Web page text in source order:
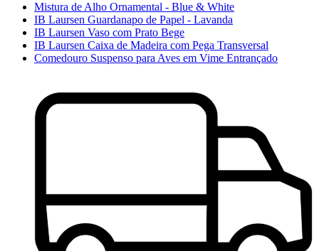
Mistura de Alho Ornamental - Blue & White
IB Laursen Guardanapo de Papel - Lavanda
IB Laursen Vaso com Prato Bege
IB Laursen Caixa de Madeira com Pega Transversal
Comedouro Suspenso para Aves em Vime Entrançado